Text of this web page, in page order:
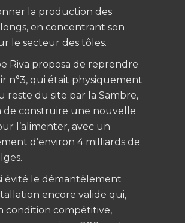
la production des
en concentrant son
le secteur des tôles.
Riva proposa de reprendre
n°3, qui était physiquement
reste du site par la Sambre,
de construire une nouvelle
l’alimenter, avec un
d’environ 4 milliards de
évité le démantèlement
encore valide qui,
condition compétitive,